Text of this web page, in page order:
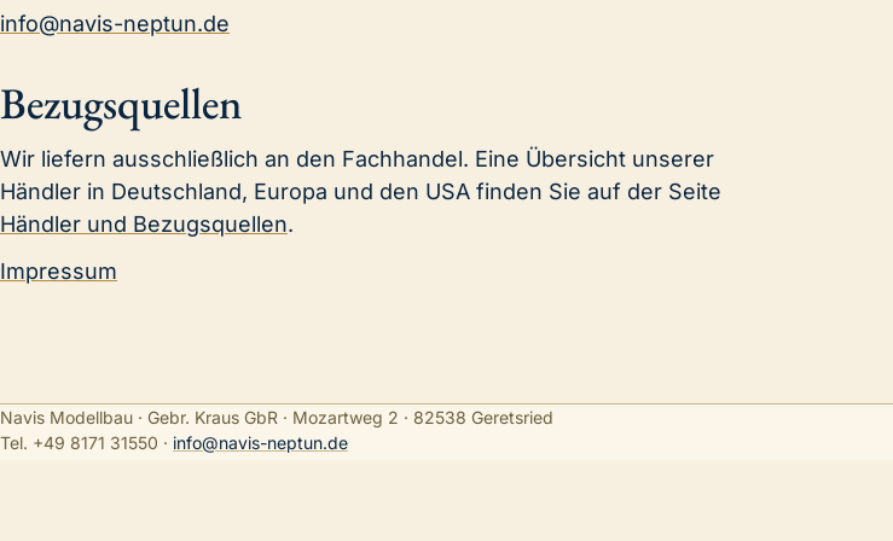
info@navis-neptun.de
Bezugsquellen
Wir liefern ausschließlich an den Fachhandel. Eine Übersicht unserer
Händler in Deutschland, Europa und den USA finden Sie auf der Seite
Händler und Bezugsquellen.
Impressum
Navis Modellbau · Gebr. Kraus GbR · Mozartweg 2 · 82538 Geretsried
Tel. +49 8171 31550 · info@navis-neptun.de